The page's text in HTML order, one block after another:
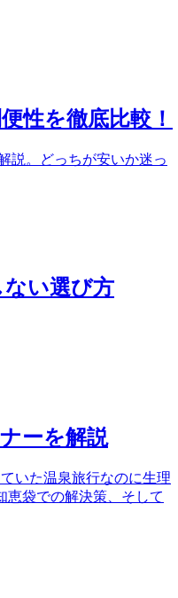
性を徹底比較！
説。どっちが安いか迷っ
い選び方
ーを解説
いた温泉旅行なのに生理
恵袋での解決策、そして